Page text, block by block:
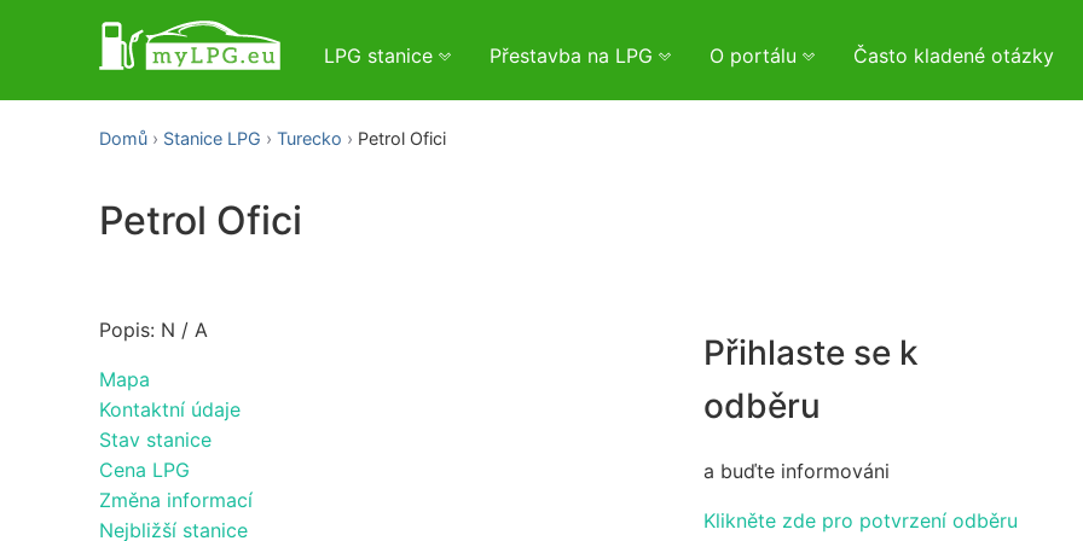
LPG stanice Přestavba na LPG O portálu Často kladené otázky
Domů Stanice LPG Turecko Petrol Ofici
Petrol Ofici
Popis: N / A
Mapa
Kontaktní údaje
Stav stanice
Cena LPG
Změna informací
Nejbližší stanice
Přihlaste se k
odběru
a buďte informováni
Klikněte zde pro potvrzení odběru